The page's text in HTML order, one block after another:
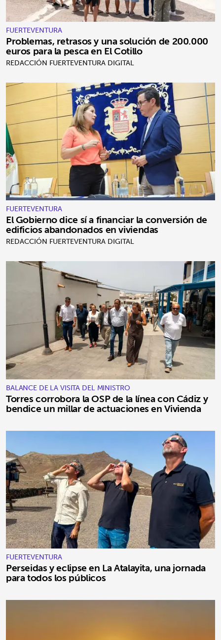
FUERTEVENTURA
Problemas, retrasos y una solución de 200.000
euros para la pesca en El Cotillo
REDACCIÓN FUERTEVENTURA DIGITAL
FUERTEVENTURA
El Gobierno dice sí a financiar la conversión de
edificios abandonados en viviendas
REDACCIÓN FUERTEVENTURA DIGITAL
BALANCE DE LA VISITA DEL MINISTRO
Torres corrobora la OSP de la línea con Cádiz y
bendice un millar de actuaciones en Vivienda
FUERTEVENTURA
Perseidas y eclipse en La Atalayita, una jornada
para todos los públicos